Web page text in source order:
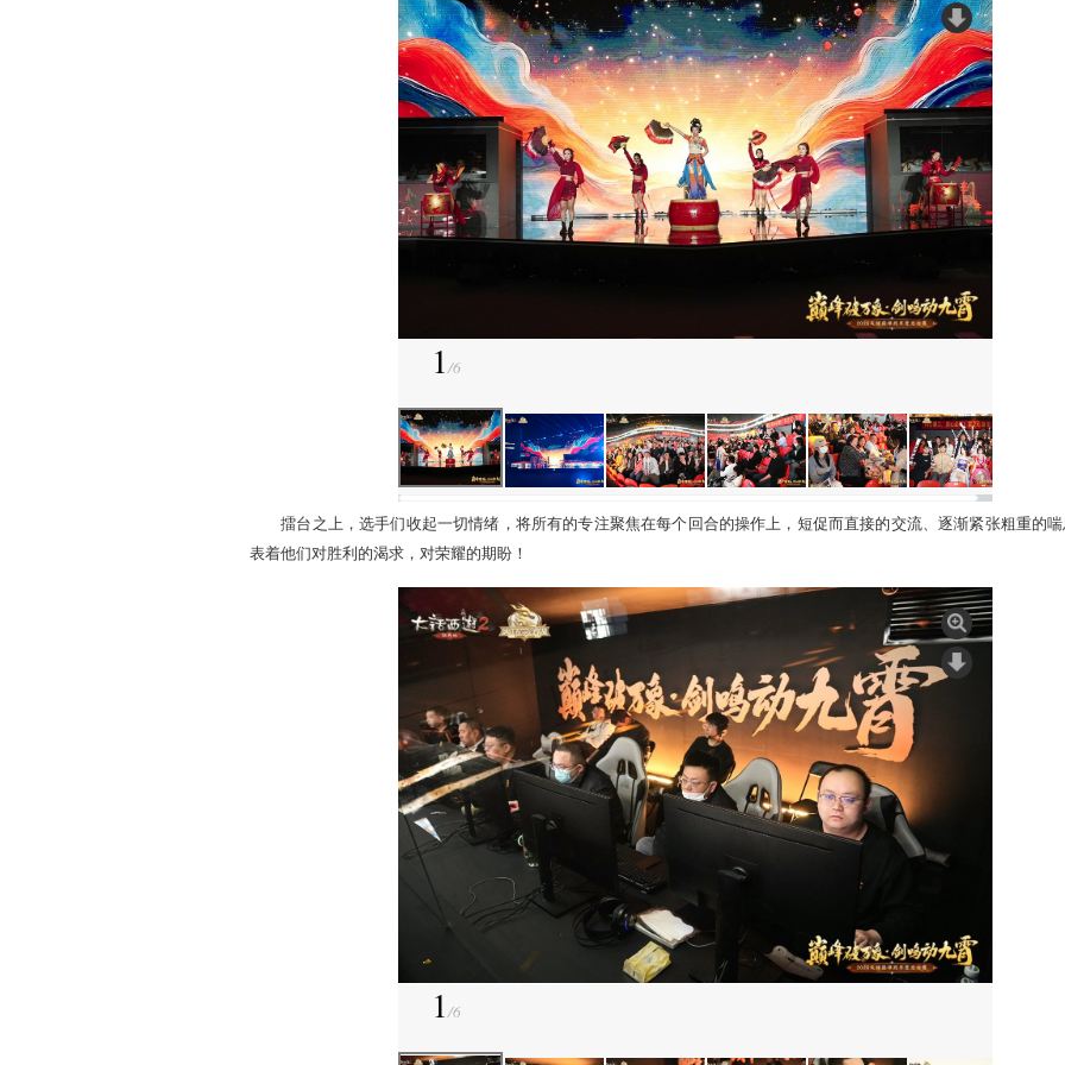
巨幕流转，实况直播，场馆看台上，欢呼惊叹声不时响起，或因一招成功控制、或因一次
波强有力的清场攻势......而其中所包含的声声热血，都是对选手们莫大的鼓舞与支持！